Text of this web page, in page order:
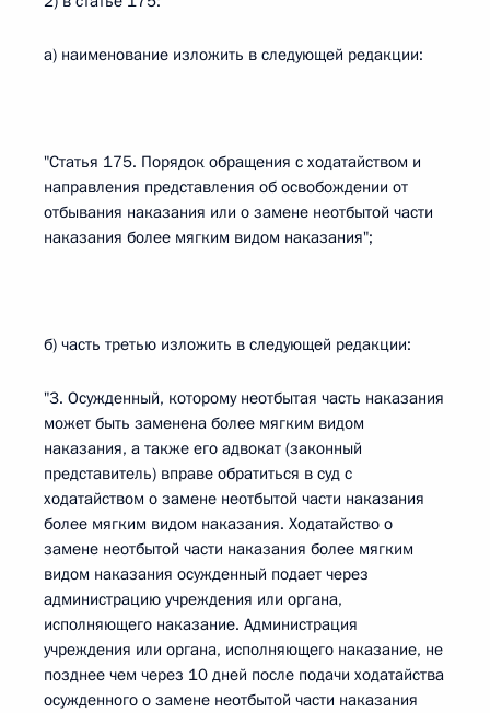
а) наименование изложить в следующей редакции:
"Статья 175. Порядок обращения с ходатайством и
направления представления об освобождении от
отбывания наказания или о замене неотбытой части
наказания более мягким видом наказания";
б) часть третью изложить в следующей редакции:
"3. Осужденный, которому неотбытая часть наказания
может быть заменена более мягким видом
наказания, а также его адвокат (законный
представитель) вправе обратиться в суд с
ходатайством о замене неотбытой части наказания
более мягким видом наказания. Ходатайство о
замене неотбытой части наказания более мягким
видом наказания осужденный подает через
администрацию учреждения или органа,
исполняющего наказание. Администрация
учреждения или органа, исполняющего наказание, не
позднее чем через 10 дней после подачи ходатайства
осужденного о замене неотбытой части наказания